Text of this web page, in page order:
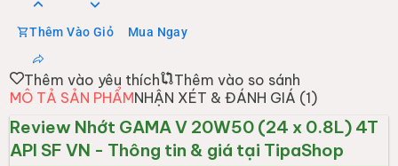
Thêm Vào Giỏ Mua Ngay
Thêm vào yêu thích
Thêm vào so sánh
MÔ TẢ SẢN PHẨMNHẬN XÉT & ĐÁNH GIÁ (1)
Review Nhớt GAMA V 20W50 (24 x 0.8L) 4T
API SF VN - Thông tin & giá tại TipaShop